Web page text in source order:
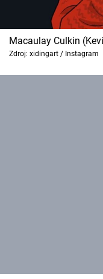
Macaulay Culkin
Zdroj: xidingart / Instagram